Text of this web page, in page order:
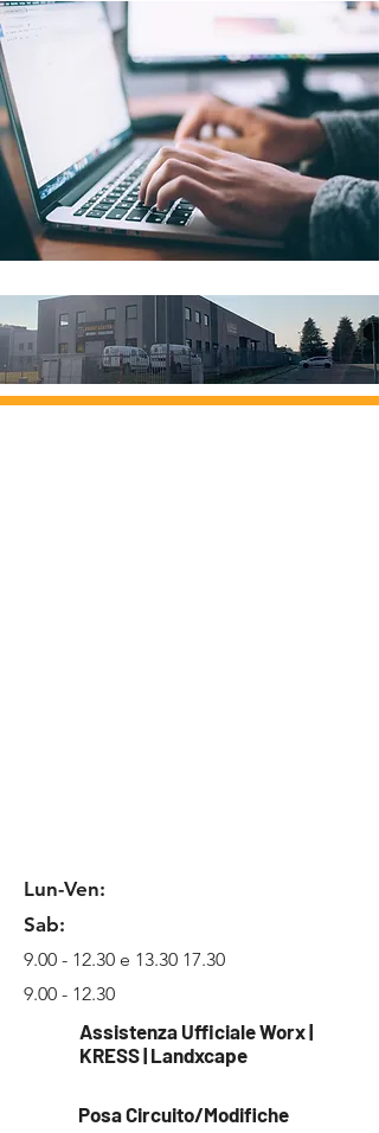
Lun-Ven:
Sab:
9.00 - 12.30 e 13.30 17.30
9.00 - 12.30
Assistenza Ufficiale Worx |
KRESS | Landxcape
Posa Circuito/Modifiche